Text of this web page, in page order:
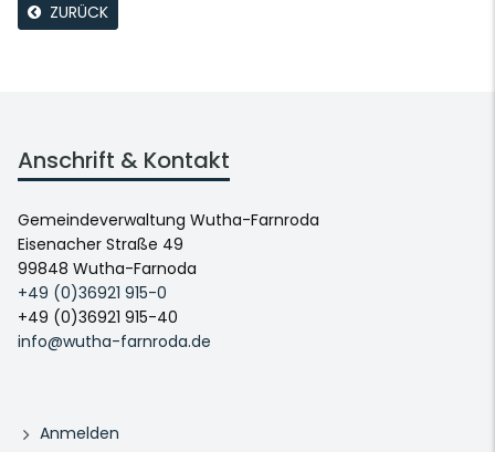
ZURÜCK
Anschrift & Kontakt
Gemeindeverwaltung Wutha-Farnroda
Eisenacher Straße 49
99848 Wutha-Farnoda
+49 (0)36921 915-0
+49 (0)36921 915-40
info@wutha-farnroda.de
Anmelden